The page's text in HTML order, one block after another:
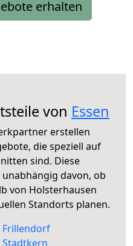
erhalten
von Essen
erstellen
die speziell auf
sind. Diese
davon, ob
von Holsterhausen
Standorts planen.
Frillendorf